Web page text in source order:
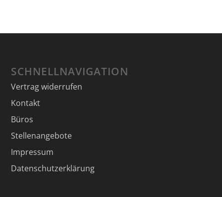
SCHNELLNAVIGATION
Vertrag widerrufen
Kontakt
Büros
Stellenangebote
Impressum
Datenschutzerklärung